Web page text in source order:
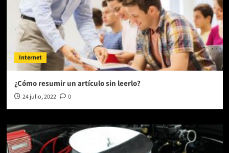
Internet
¿Cómo resumir un artículo sin leerlo?
24 julio, 2022 0